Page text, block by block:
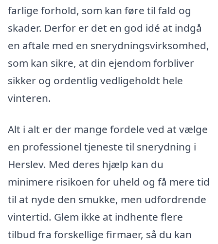
farlige forhold, som kan føre til fald og
skader. Derfor er det en god idé at indgå
en aftale med en snerydningsvirksomhed,
som kan sikre, at din ejendom forbliver
sikker og ordentlig vedligeholdt hele
vinteren.
Alt i alt er der mange fordele ved at vælge
en professionel tjeneste til snerydning i
Herslev. Med deres hjælp kan du
minimere risikoen for uheld og få mere tid
til at nyde den smukke, men udfordrende
vintertid. Glem ikke at indhente flere
tilbud fra forskellige firmaer, så du kan